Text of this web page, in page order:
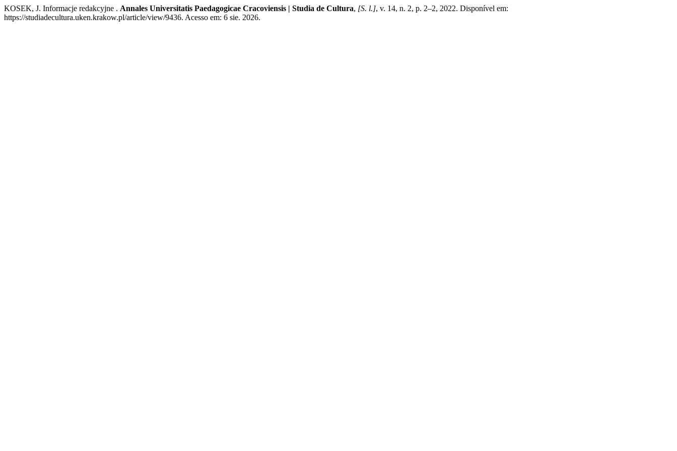
KOSEK, J. Informacje redakcyjne . Annales Universitatis Paedagogicae Cracoviensis | Studia de Cultura, [S. l.], v. 14, n. 2, p. 2–2, 2022. Disponível em:
https://studiadecultura.uken.krakow.pl/article/view/9436. Acesso em: 6 sie. 2026.